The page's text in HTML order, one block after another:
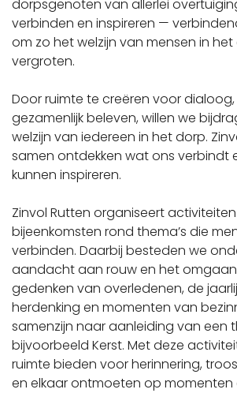
dorpsgenoten van allerlei
verbinden en inspireren —
om zo het welzijn van mensen in
vergroten.
Door ruimte te creëren voor
gezamenlijk beleven, willen we
welzijn van iedereen in het dorp.
samen ontdekken wat ons verbindt
kunnen inspireren.
Zinvol Rutten organiseert
bijeenkomsten rond thema’s die
verbinden. Daarbij besteden we
aandacht aan rouw en het omgaan
gedenken van overledenen, de
herdenking en momenten van
samenzijn naar aanleiding van een
bijvoorbeeld Kerst. Met deze
ruimte bieden voor herinnering,
en elkaar ontmoeten op momenten